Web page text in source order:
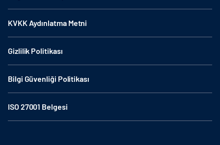
KVKK Aydınlatma Metni
Gizlilik Politikası
Bilgi Güvenliği Politikası
ISO 27001 Belgesi